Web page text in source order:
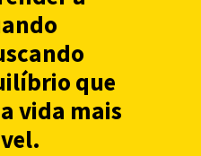
que
vida mais